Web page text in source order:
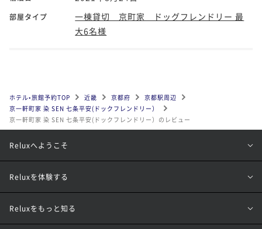
部屋タイプ
一棟貸切 京町家 ドッグフレンドリー 最
大6名様
ホテル•旅館予約TOP 近畿 京都府
京都駅周辺
京一軒町家 染 SEN 七条平安(ドックフレンドリー）
京一軒町家 染 SEN 七条平安(ドックフレンドリー）のレビュー
Reluxへようこそ
Reluxを体験する
Reluxをもっと知る